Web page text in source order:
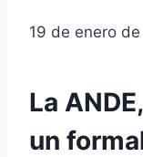
19 de enero
La
un